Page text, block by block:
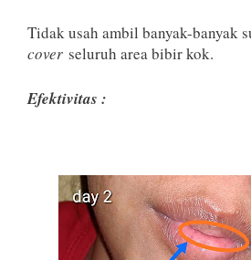
Tidak usah ambil banyak-banyak
cover seluruh area bibir kok.
Efektivitas :